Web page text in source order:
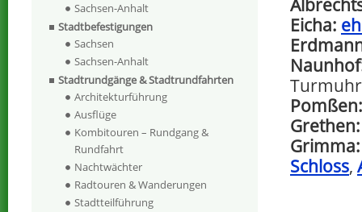
Eicha:
Pomßen:
Grethen:
Grimma:
Schloss,
Sachsen-Anhalt
Stadtbefestigungen
Sachsen
Sachsen-Anhalt
Stadtrundgänge & Stadtrundfahrten
Architekturführung
Ausflüge
Kombitouren – Rundgang &
Rundfahrt
Nachtwächter
Radtouren & Wanderungen
Stadtteilführung